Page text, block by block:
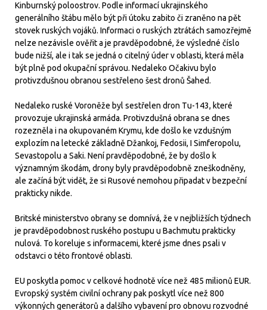
Kinburnský poloostrov. Podle informací ukrajinského
generálního štábu mělo být při útoku zabito či zraněno na pět
stovek ruských vojáků. Informaci o ruských ztrátách samozřejmě
nelze nezávisle ověřit a je pravděpodobné, že výsledné číslo
bude nižší, ale i tak se jedná o citelný úder v oblasti, která měla
být plně pod okupační správou. Nedaleko Očakivu bylo
protivzdušnou obranou sestřeleno šest dronů Šahed.
Nedaleko ruské Voroněže byl sestřelen dron Tu-143, které
provozuje ukrajinská armáda. Protivzdušná obrana se dnes
rozezněla i na okupovaném Krymu, kde došlo ke vzdušným
explozím na letecké základně Džankoj, Fedosii, I Simferopolu,
Sevastopolu a Saki. Není pravděpodobné, že by došlo k
významným škodám, drony byly pravděpodobně zneškodněny,
ale začíná být vidět, že si Rusové nemohou připadat v bezpeční
prakticky nikde.
Britské ministerstvo obrany se domnívá, že v nejbližších týdnech
je pravděpodobnost ruského postupu u Bachmutu prakticky
nulová. To koreluje s informacemi, které jsme dnes psali v
odstavci o této frontové oblasti.
EU poskytla pomoc v celkové hodnotě více než 485 milionů EUR.
Evropský systém civilní ochrany pak poskytl více než 800
výkonných generátorů a dalšího vybavení pro obnovu rozvodné